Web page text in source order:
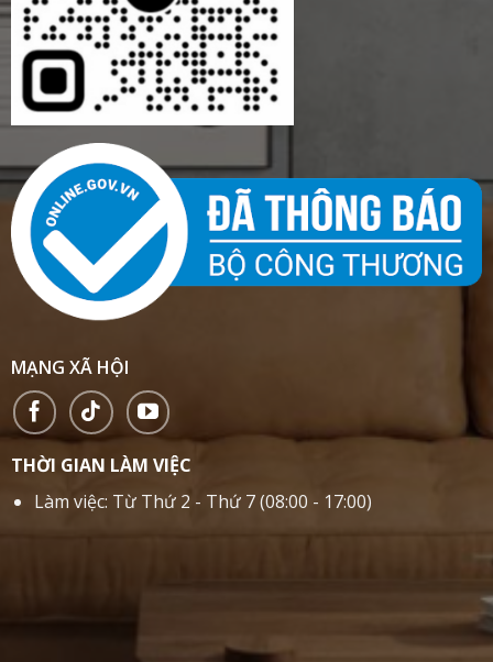
MẠNG XÃ HỘI
THỜI GIAN LÀM VIỆC
Làm việc: Từ Thứ 2 - Thứ 7 (08:00 - 17:00)